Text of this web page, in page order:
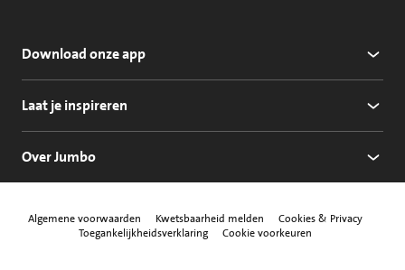
Download onze app
Laat je inspireren
Over Jumbo
Algemene voorwaarden Kwetsbaarheid melden
Cookies & Privacy
Toegankelijkheidsverklaring
Cookie voorkeuren